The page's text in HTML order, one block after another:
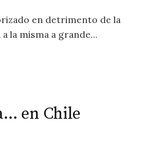
en detrimento de la
la misma a grande...
en Chile